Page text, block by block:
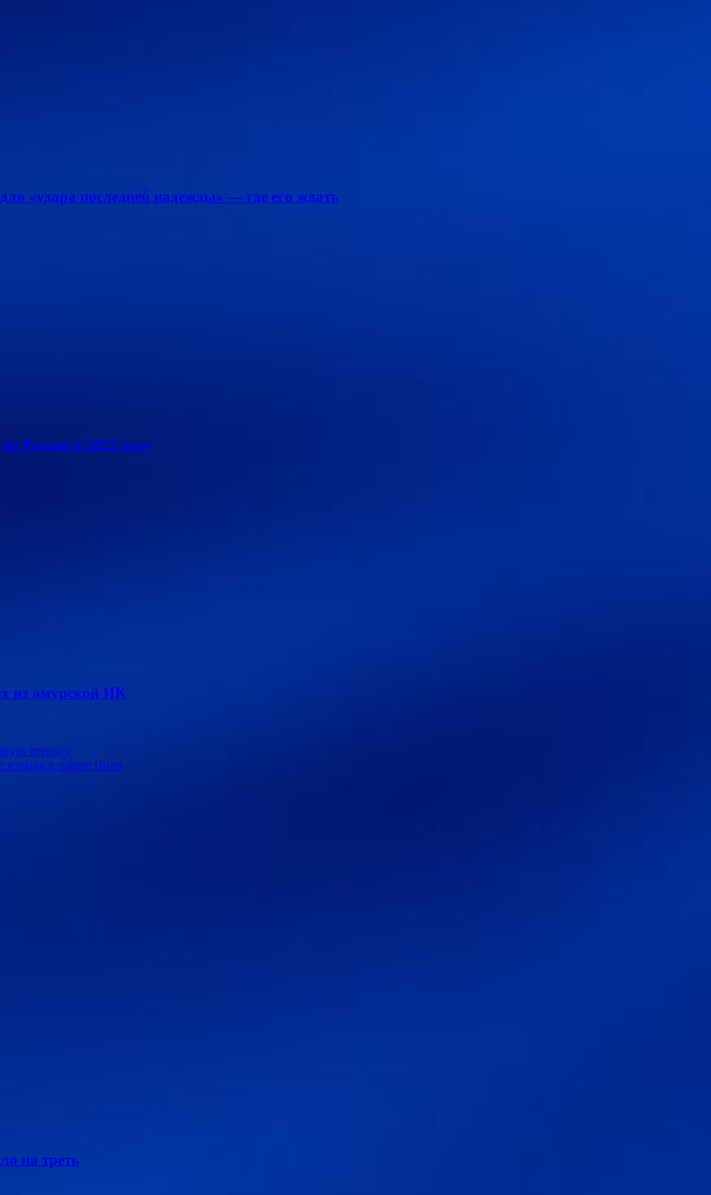
«удара последней надежды» — где его ждать
России в 2025 году
из амурской ИК
тревогу
взрыва в школе Чили
на треть